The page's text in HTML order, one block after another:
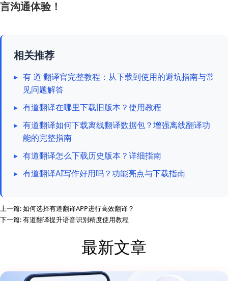
言沟通体验！
相关推荐
▸ 有 道 翻译官完整教程：从下载到使用的避坑指南与常
见问题解答
▸ 有道翻译在哪里下载旧版本？使用教程
▸ 有道翻译如何下载离线翻译数据包？增强离线翻译功
能的完整指南
▸ 有道翻译怎么下载历史版本？详细指南
▸ 有道翻译AI写作好用吗？功能亮点与下载指南
上一篇:如何选择有道翻译APP进行高效翻译？
下一篇:有道翻译提升语音识别精度使用教程
最新文章